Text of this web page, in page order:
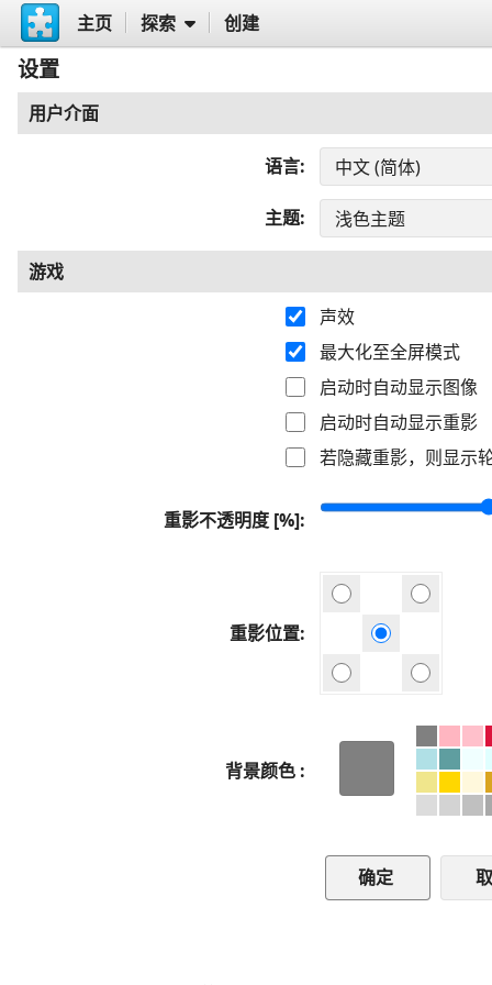
主页 探索 创建
设置
用户介面
语言
主题
游戏
声效
最大化至全屏模式
启动时自动显示图像
启动时自动显示重影
若隐藏重影，则显示
重影不透明度 [%]
重影位置
背景颜色